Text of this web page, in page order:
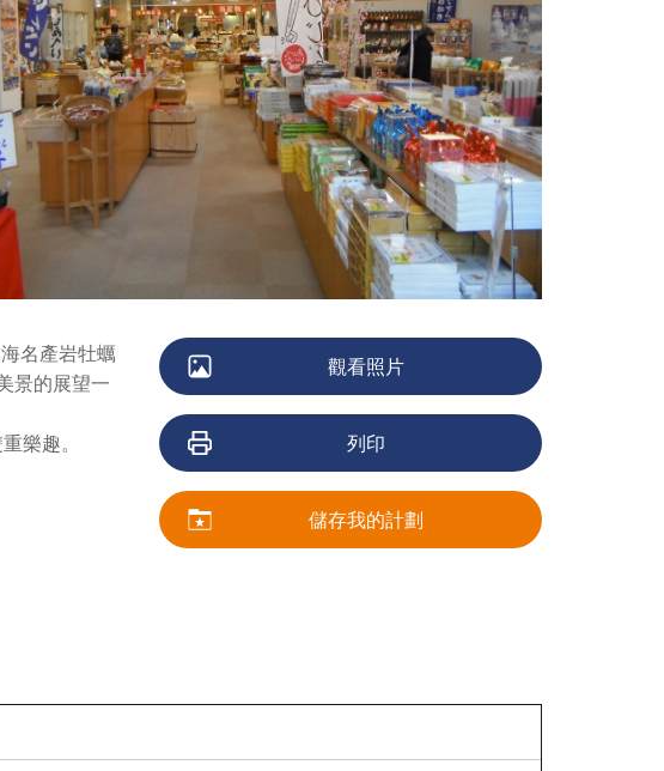
名產岩牡蠣
景的展望一
樂趣。
觀看照片
列印
儲存我的計劃